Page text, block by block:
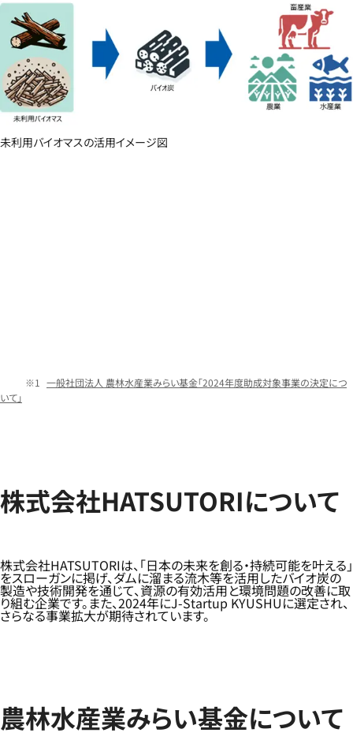
未利用バイオマスの活用イメージ図
一般社団法人 農林水産業みらい基金「2024年度助成対象事業の決定につ
いて」
株式会社HATSUTORIについて
株式会社HATSUTORIは、「日本の未来を創る・持続可能を叶える」
をスローガンに掲げ、ダムに溜まる流木等を活用したバイオ炭の
製造や技術開発を通じて、資源の有効活用と環境問題の改善に取
り組む企業です。また、2024年にJ-Startup KYUSHUに選定され、
さらなる事業拡大が期待されています。
農林水産業みらい基金について